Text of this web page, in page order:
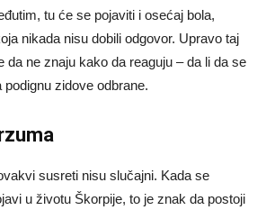
tu će se pojaviti i osećaj bola,
nikada nisu dobili odgovor. Upravo taj
da ne znaju kako da reaguju – da li da se
podignu zidove odbrane.
susreti nisu slučajni. Kada se
u životu Škorpije, to je znak da postoji